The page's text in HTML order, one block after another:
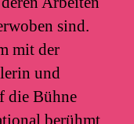
sind.
mit der
und
die Bühne
berühmt